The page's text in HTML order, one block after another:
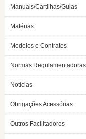
Manuais/Cartilhas/Guias
Matérias
Modelos e Contratos
Normas Regulamentadoras
Notícias
Obrigações Acessórias
Outros Facilitadores